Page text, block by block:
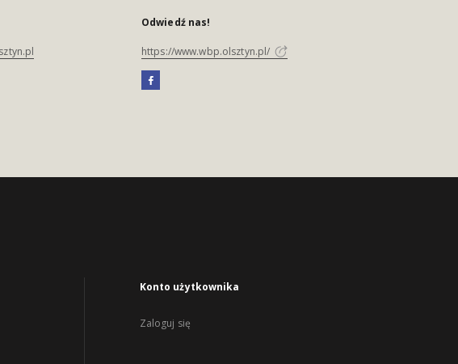
Odwiedź nas!
https://www.wbp.olsztyn.pl/
Konto użytkownika
Zaloguj się